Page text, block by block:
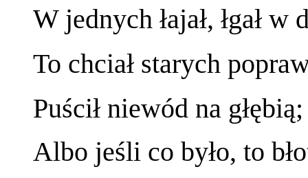
W jednych łajał, łgał
To chciał starych
Puścił niewód na
Albo jeśli co było, to